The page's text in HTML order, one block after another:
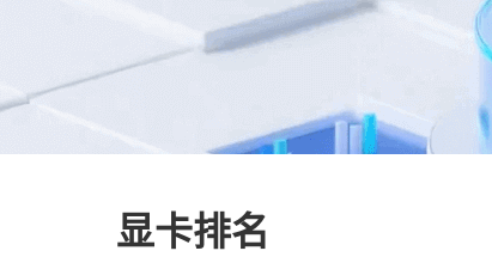
显卡排名